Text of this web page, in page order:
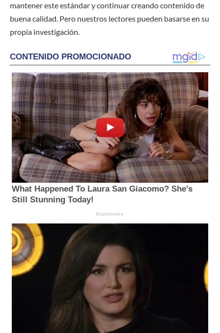
mantener este estándar y continuar creando contenido de
buena calidad. Pero nuestros lectores pueden basarse en su
propia investigación.